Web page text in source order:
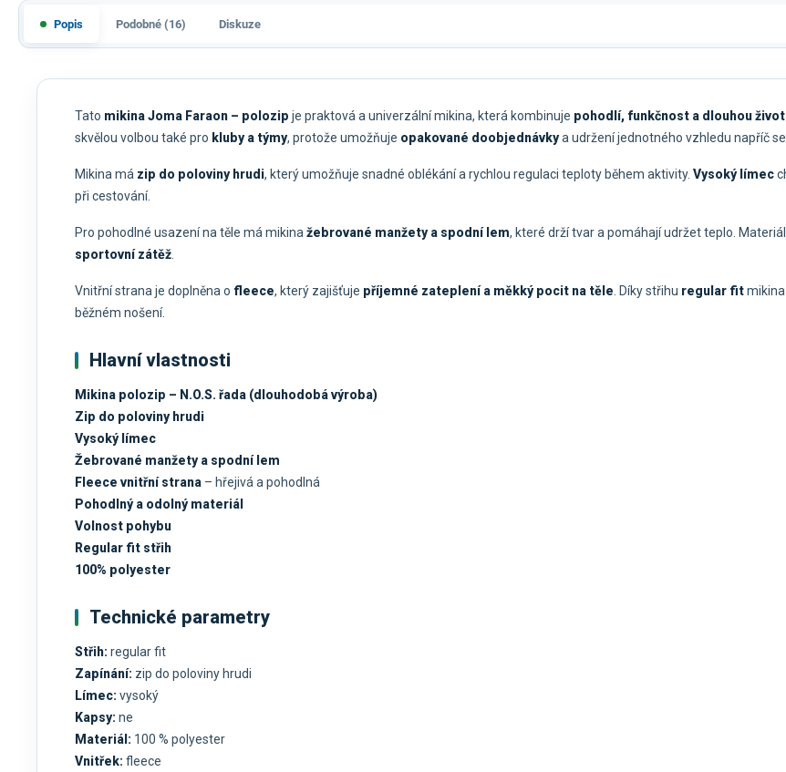
Popis Podobné (16) Diskuze
Tato mikina Joma Faraon – polozip je praktová a univerzální mikina, která kombinuje pohodlí, funkčnost a dlouhou
skvělou volbou také pro kluby a týmy, protože umožňuje opakované doobjednávkya udržení jednotného vzhledu napříč
Mikina má zip do poloviny hrudi, který umožňuje snadné oblékání a rychlou regulaci teploty během aktivity. Vysoký límec
při cestování.
Pro pohodlné usazení na těle má mikinažebrované manžety a spodní lem, které drží tvar a pomáhají udržet teplo.
sportovní zátěž.
Vnitřní strana je doplněna o fleece, který zajišťuje příjemné zateplení a měkký pocit na těle. Díky střihu regular fit
běžném nošení.
Hlavní vlastnosti
Mikina polozip – N.O.S. řada (dlouhodobá výroba)
Zip do poloviny hrudi
Vysoký límec
Žebrované manžety a spodní lem
Fleece vnitřní strana – hřejivá a pohodlná
Pohodlný a odolný materiál
Volnost pohybu
Regular fit střih
100% polyester
Technické parametry
Střih: regular fit
Zapínání: zip do poloviny hrudi
Límec: vysoký
Kapsy: ne
Materiál: 100 % polyester
Vnitřek: fleece